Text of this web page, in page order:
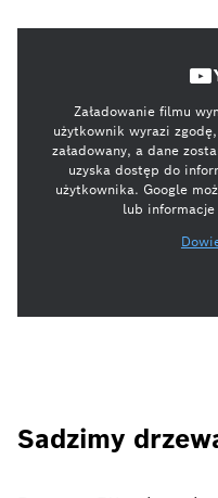
Załadowanie filmu
użytkownik wyrazi
załadowany, a dane
uzyska dostęp do
użytkownika. Google
lub
Sadzimy